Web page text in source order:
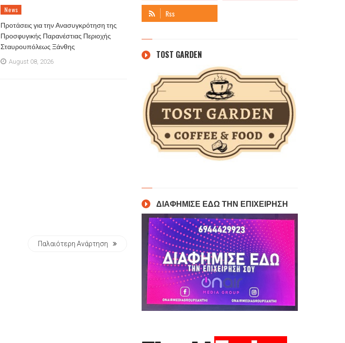
News
Προτάσεις για την Ανασυγκρότηση της
Προσφυγικής Παρανέστιας Περιοχής
Σταυρουπόλεως Ξάνθης
August 08, 2026
Παλαιότερη Ανάρτηση
TOST GARDEN
ΔΙΑΦΗΜΙΣΕ ΕΔΩ ΤΗΝ ΕΠΙΧΕΙΡΗΣΗ